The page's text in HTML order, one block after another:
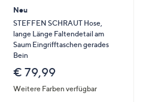
Neu
STEFFEN SCHRAUT Hose,
lange Länge Faltendetail am
Saum Eingrifftaschen gerades
Bein
€ 79,99
Weitere Farben verfügbar